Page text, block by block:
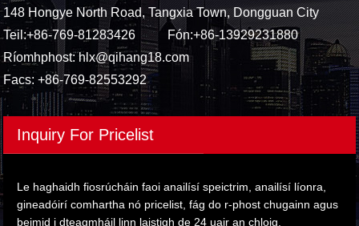
148 Hongye North Road, Tangxia Town, Dongguan City
Teil:+86-769-81283426 Fón:+86-13929231880
Ríomhphost:hlx@qihang18.com
Facs: +86-769-82553292
Inquiry For Pricelist
Le haghaidh fiosrúcháin faoi anailísí speictrim, anailísí líonra,
gineadóirí comhartha nó pricelist, fág do r-phost chugainn agus
beimid i dteagmháil linn laistigh de 24 uair an chloig.